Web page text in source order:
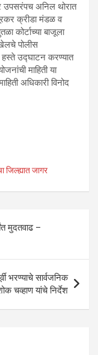
अनिल थोरात
क्रीडा मंडळ व
कोर्टाच्या बाजूला
पोलीस
हस्ते उद्घाटन करण्यात
माहिती या
अधिकारी विनोद
जिल्ह्यात जागर
मुदतवाढ –
भरण्याचे सार्वजनिक
चव्हाण यांचे निर्देश